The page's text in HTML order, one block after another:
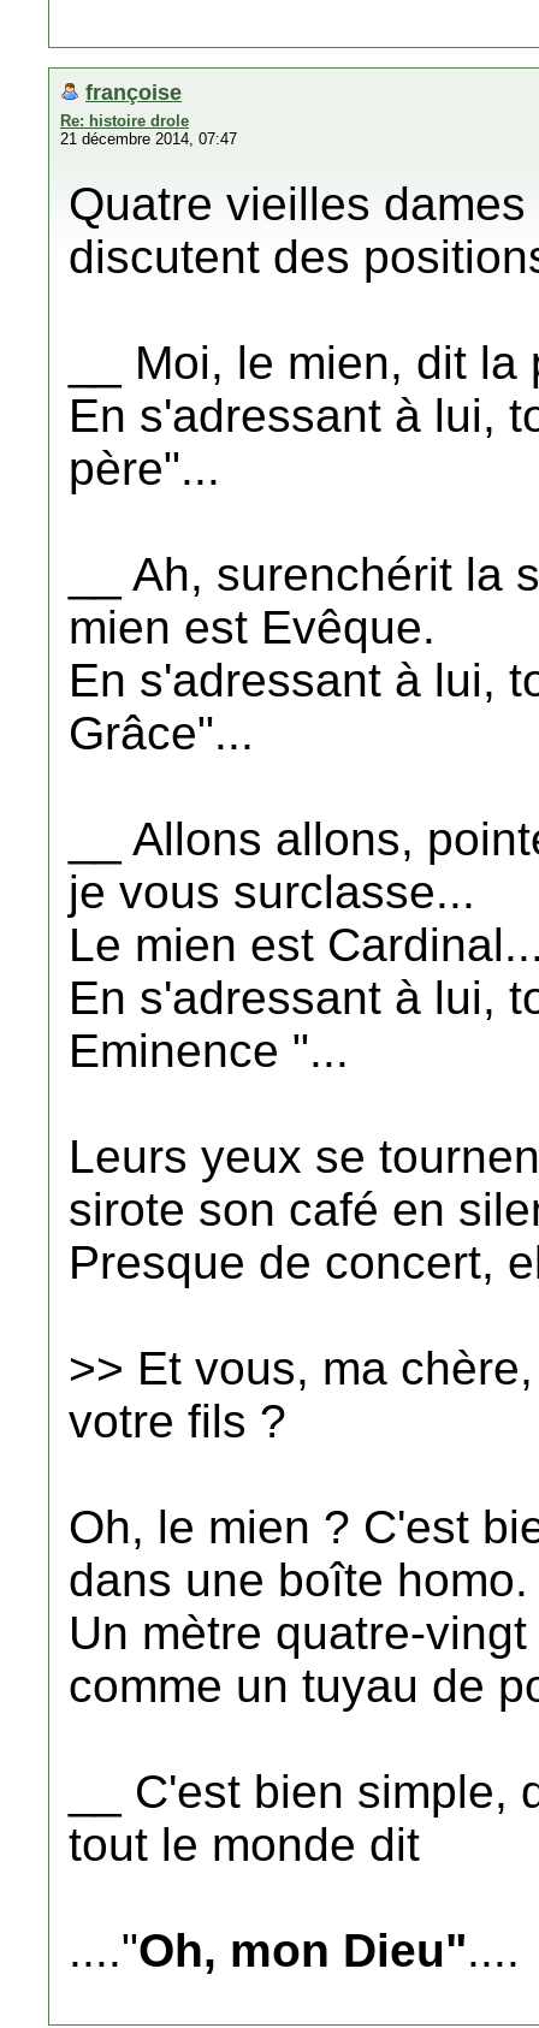
françoise
Re: histoire drole
21 décembre 2014, 07:47
Quatre vieilles
discutent des
__ Moi, le mien, dit
En s'adressant à lui,
père"...
__ Ah, surenchérit la
mien est Evêque.
En s'adressant à lui,
Grâce"...
__ Allons allons,
je vous surclasse...
Le mien est
En s'adressant à lui,
Eminence "...
Leurs yeux se
sirote son café en
Presque de concert,
>> Et vous, ma
votre fils ?
Oh, le mien ? C'est
dans une boîte homo.
Un mètre quatre-
comme un tuyau de
__ C'est bien
tout le monde dit
...."Oh, mon Dieu"....